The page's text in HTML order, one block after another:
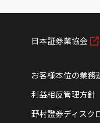
日本証券業協会
お客様本位の業務
利益相反管理方針
野村證券ディスク